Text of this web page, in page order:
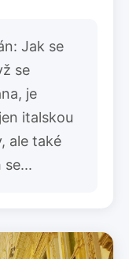
Jak se
se
je
italskou
ale také
se...